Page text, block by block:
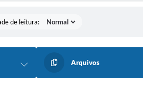
de leitura:
Arquivos